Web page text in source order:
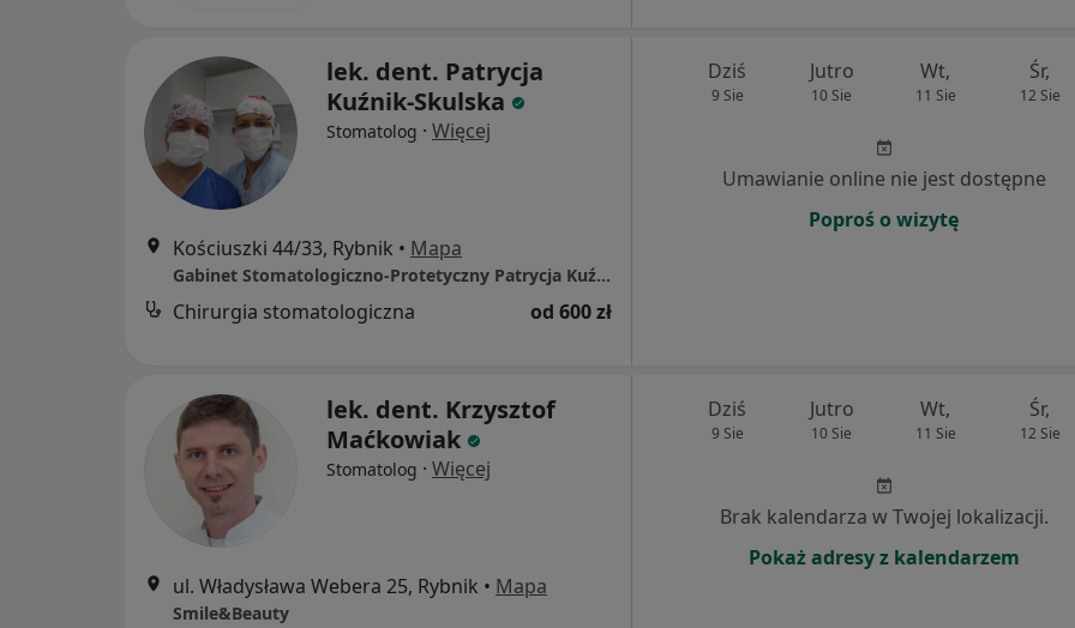
lek. dent. Patrycja
Kuźnik-Skulska
Stomatolog · Więcej
Kościuszki 44/33, Rybnik • Mapa
Gabinet Stomatologiczno-Protetyczny Patrycja Kuźnik-Skulska
Chirurgia stomatologiczna od 600 zł
Dziś
9 Sie
Jutro
10 Sie
Wt,
11 Sie
Śr,
12 Sie
Umawianie online nie jest dostępne
Poproś o wizytę
lek. dent. Krzysztof
Maćkowiak
Stomatolog · Więcej
ul. Władysława Webera 25, Rybnik • Mapa
Smile&Beauty
Dziś
9 Sie
Jutro
10 Sie
Wt,
11 Sie
Śr,
12 Sie
Brak kalendarza w Twojej lokalizacji.
Pokaż adresy z kalendarzem